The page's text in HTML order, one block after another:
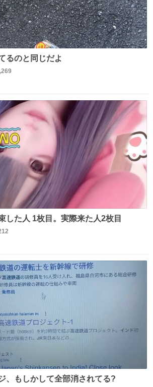
るのと同じだよ
した人 1枚目。実際来た人2枚目
、もしかして全部消されてる?